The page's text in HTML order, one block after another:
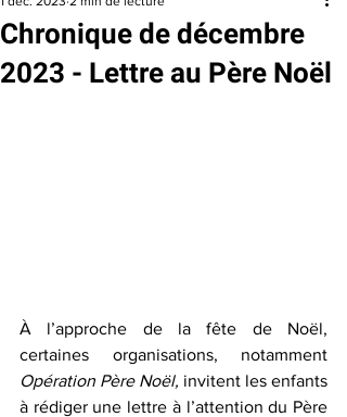
Chronique de décembre
2023 - Lettre au Père Noël
À l’approche de la fête de Noël,
Opération Père Noël, invitent les enfants
à rédiger une lettre à l’attention du Père